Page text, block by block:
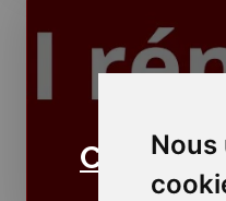
Nous
Cloisons